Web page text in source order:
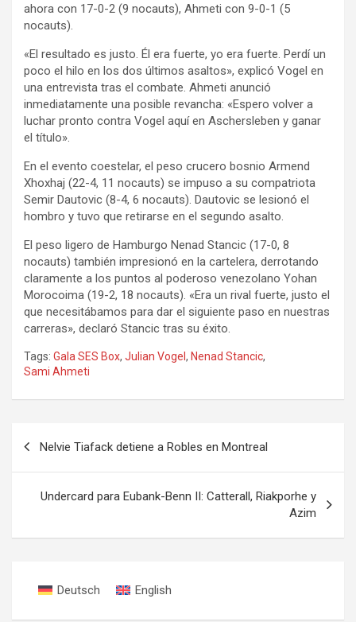
ahora con 17-0-2 (9 nocauts), Ahmeti con 9-0-1 (5
nocauts).
«El resultado es justo. Él era fuerte, yo era fuerte. Perdí un
poco el hilo en los dos últimos asaltos», explicó Vogel en
una entrevista tras el combate. Ahmeti anunció
inmediatamente una posible revancha: «Espero volver a
luchar pronto contra Vogel aquí en Aschersleben y ganar
el título».
En el evento coestelar, el peso crucero bosnio Armend
Xhoxhaj (22-4, 11 nocauts) se impuso a su compatriota
Semir Dautovic (8-4, 6 nocauts). Dautovic se lesionó el
hombro y tuvo que retirarse en el segundo asalto.
El peso ligero de Hamburgo Nenad Stancic (17-0, 8
nocauts) también impresionó en la cartelera, derrotando
claramente a los puntos al poderoso venezolano Yohan
Morocoima (19-2, 18 nocauts). «Era un rival fuerte, justo el
que necesitábamos para dar el siguiente paso en nuestras
carreras», declaró Stancic tras su éxito.
Tags: Gala SES Box, Julian Vogel , Nenad Stancic,
Sami Ahmeti
entradas
Nelvie Tiafack detiene a Robles en Montreal
Undercard para Eubank-Benn II: Catterall, Riakporhe y
Azim
Deutsch English